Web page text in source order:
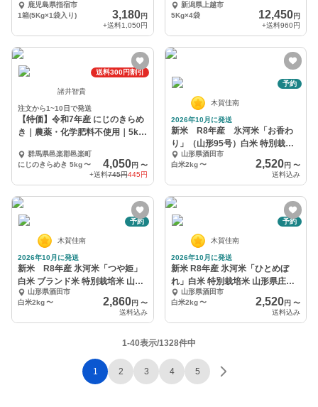
鹿児島県指宿市
1箱(5Kg×1袋入り)
3,180円
+送料1,050円
こしいぶき
新潟県上越市
5Kg×4袋
12,450円
+送料960円
送料300円割引
諸井智貴
注文から1~10日で発送
【特価】令和7年産 にじのきらめ
き｜農薬・化学肥料不使用｜5kg
群馬県邑楽郡邑楽町
にじのきらめき 5kg〜 4,050円 〜
+送料745円445円
予約
木賀佳南
2026年10月に発送
新米 R8年産 氷河米「お香わ
り」（山形95号）白米 特別栽培
米 山形県庄内産
山形県酒田市
白米2kg 〜 2,520円 〜
送料込み
予約
木賀佳南
2026年10月に発送
新米 R8年産 氷河米「つや姫」
白米 ブランド米 特別栽培米 山形
県庄内産
山形県酒田市
白米2kg〜 2,860円 〜
送料込み
予約
木賀佳南
2026年10月に発送
新米 R8年産 氷河米「ひとめぼ
れ」白米 特別栽培米 山形県庄内
産 山形県酒田市
白米2kg 〜 2,520円 〜
送料込み
1-40表示/1328件中
1 2 3 4 5